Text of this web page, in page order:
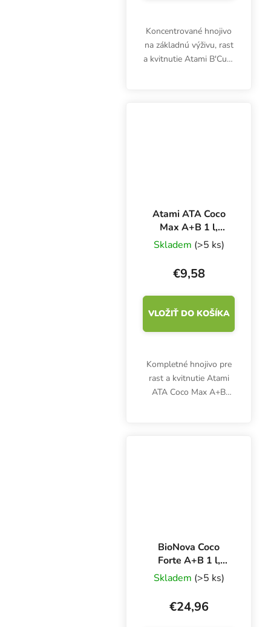
Koncentrované hnojivo
na základnú výživu, rast
a kvitnutie Atami B'Cuzz
Atami ATA Coco
Max A+B 1 l,
základné hnojivo
pre rast a kvitnutie
Skladem (>5 ks)
€9,58
VLOŽIŤ DO KOŠÍKA
Kompletné hnojivo pre
rast a kvitnutie Atami
ATA Coco Max A+B
BioNova Coco
Forte A+B 1 l,
hnojivo pre rast a
kvitnutie
Skladem (>5 ks)
€24,96